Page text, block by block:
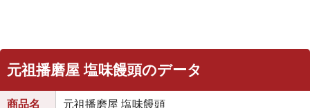
元祖播磨屋 塩味饅頭のデータ
商品名 元祖播磨屋 塩味饅頭